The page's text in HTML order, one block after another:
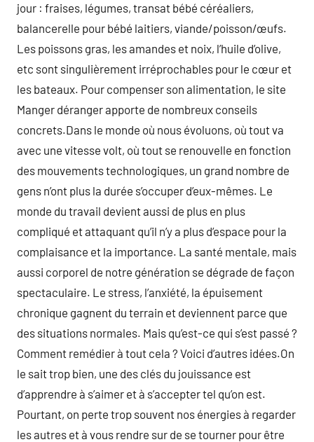
jour : fraises, légumes, transat bébé céréaliers,
balancerelle pour bébé laitiers, viande/poisson/œufs.
Les poissons gras, les amandes et noix, l’huile d’olive,
etc sont singulièrement irréprochables pour le cœur et
les bateaux. Pour compenser son alimentation, le site
Manger déranger apporte de nombreux conseils
concrets.Dans le monde où nous évoluons, où tout va
avec une vitesse volt, où tout se renouvelle en fonction
des mouvements technologiques, un grand nombre de
gens n’ont plus la durée s’occuper d’eux-mêmes. Le
monde du travail devient aussi de plus en plus
compliqué et attaquant qu’il n’y a plus d’espace pour la
complaisance et la importance. La santé mentale, mais
aussi corporel de notre génération se dégrade de façon
spectaculaire. Le stress, l’anxiété, la épuisement
chronique gagnent du terrain et deviennent parce que
des situations normales. Mais qu’est-ce qui s’est passé ?
Comment remédier à tout cela ? Voici d’autres idées.On
le sait trop bien, une des clés du jouissance est
d’apprendre à s’aimer et à s’accepter tel qu’on est.
Pourtant, on perte trop souvent nos énergies à regarder
les autres et à vous rendre sur de se tourner pour être